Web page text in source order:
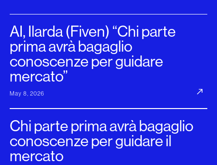
AI, Ilarda (Fiven) “Chi parte
prima avrà bagaglio
conoscenze per guidare
mercato”
May 8, 2026
Chi parte prima avrà bagaglio
conoscenze per guidare il
mercato